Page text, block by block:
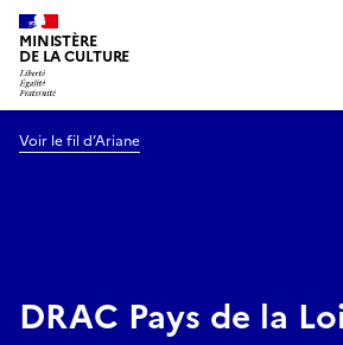
MINISTÈRE
DE LA CULTURE
Voir le fil d’Ariane
DRAC Pays de la